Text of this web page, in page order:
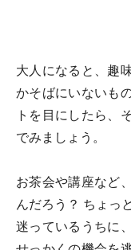
大人になると、趣
かそばにいないも
トを目にしたら、
でみましょう。
お茶会や講座など
んだろう？ ちょっ
迷っているうちに